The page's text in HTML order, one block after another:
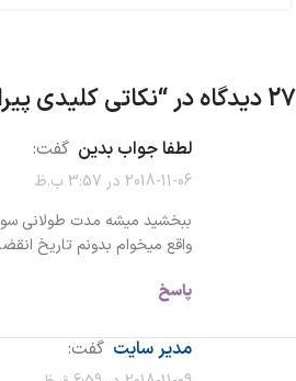
27 دیدگاه در “ نکاتی کلیدی
لطفا جواب بدین گفت:
2018-11-06 در 3:57 ب.ظ
ببخشید میشه مدت طولانی
واقع میخوام بدونم تاریخ
پاسخ
مدیر سایت گفت: